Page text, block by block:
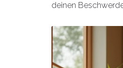
deinen